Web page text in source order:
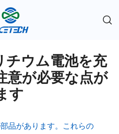
チウム電池を充
意が必要な点が
す
品があります。これらの